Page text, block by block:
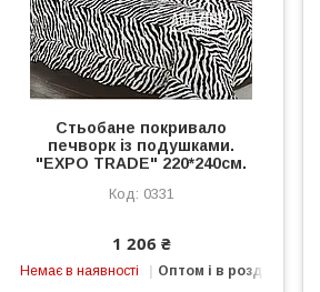
Стьобане покривало
печворк із подушками.
"EXPO TRADE" 220*240см.
0331
1 206 ₴
Немає в наявності Оптом і в роздріб